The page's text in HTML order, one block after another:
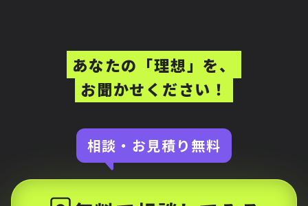
あなたの「理想」を、
お聞かせください！
相談・お見積り無料